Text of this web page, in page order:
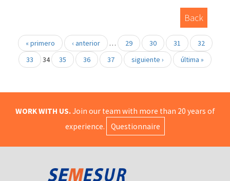
Back
« primero ‹ anterior … 29 30 31
32
33
34 35 36 37 siguiente › última »
WORK WITH US.Join our team with more than 20 years of
experience.
Questionnaire